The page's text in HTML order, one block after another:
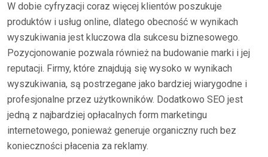
W dobie cyfryzacji coraz więcej klientów poszukuje
produktów i usług online, dlatego obecność w wynikach
wyszukiwania jest kluczowa dla sukcesu biznesowego.
Pozycjonowanie pozwala również na budowanie marki i jej
reputacji. Firmy, które znajdują się wysoko w wynikach
wyszukiwania, są postrzegane jako bardziej wiarygodne i
profesjonalne przez użytkowników. Dodatkowo SEO jest
jedną z najbardziej opłacalnych form marketingu
internetowego, ponieważ generuje organiczny ruch bez
konieczności płacenia za reklamy.